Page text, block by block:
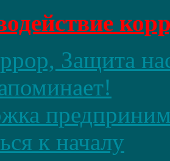
Защита
к началу